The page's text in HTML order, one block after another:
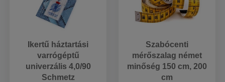
Ikertű háztartási
varrógéptű
univerzális 4,0/90
Schmetz
Szabócenti
mérőszalag német
minőség 150 cm, 200
cm